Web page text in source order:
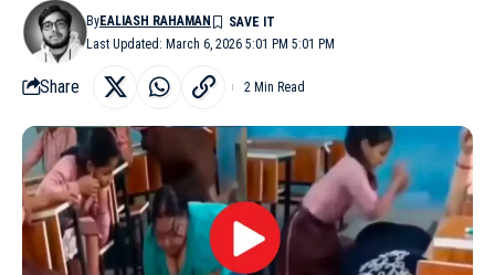
Last Updated: March 6, 2026 5:01 PM 5:01 PM
ByEALIASH RAHAMAN
Share 2 Min Read